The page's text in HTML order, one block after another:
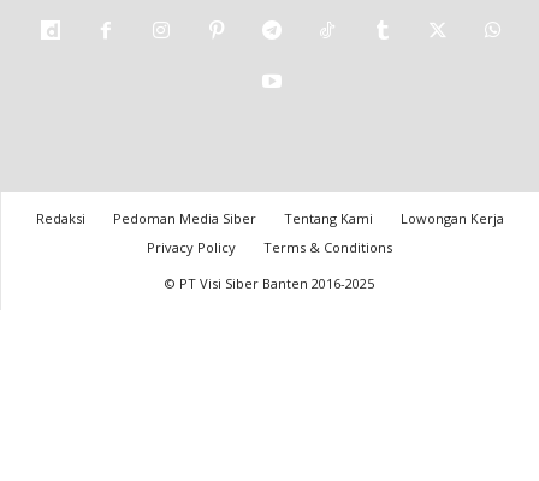
Redaksi Pedoman Media Siber Tentang Kami
Lowongan Kerja
Privacy Policy
Terms & Conditions
© PT Visi Siber Banten 2016-2025